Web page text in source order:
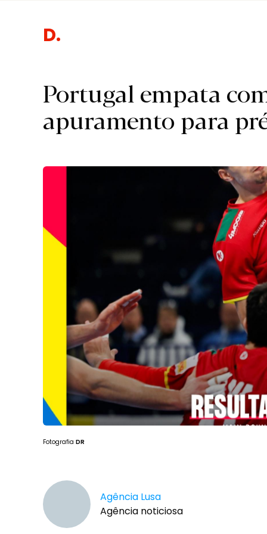
D.
Portugal empata
apuramento para
Fotografia DR
Agência Lusa
Agência noticiosa